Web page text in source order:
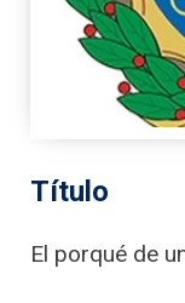
Título
El porqué de